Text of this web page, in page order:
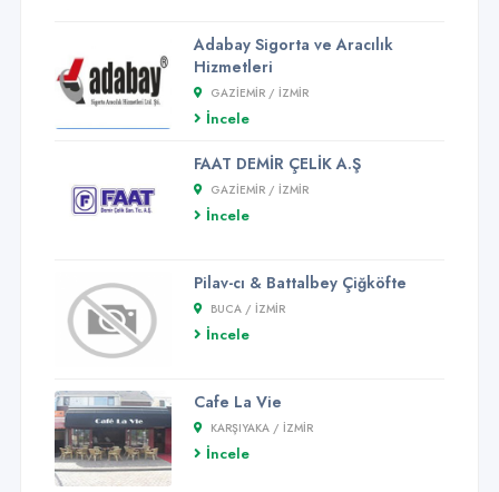
Adabay Sigorta ve Aracılık
Hizmetleri
GAZIEMIR / İZMİR
İncele
FAAT DEMİR ÇELİK A.Ş
GAZIEMIR / İZMİR
İncele
Pilav-cı & Battalbey Çiğköfte
BUCA / İZMİR
İncele
Cafe La Vie
KARŞIYAKA / İZMİR
İncele